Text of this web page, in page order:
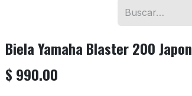
Biela Yamaha Blaster 200 Japon
$ 990.00